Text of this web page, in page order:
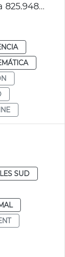
cifra oficial población València 825.948 habitantes
SUD